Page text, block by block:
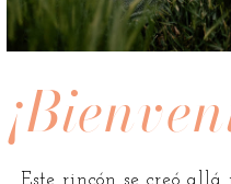
Este rincón se creó allá